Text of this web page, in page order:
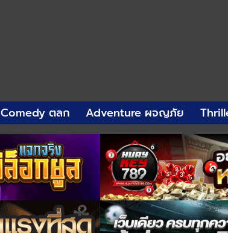
Comedy ตลก Adventure ผจญภัย